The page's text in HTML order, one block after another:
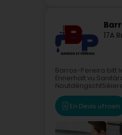
17A
Barros-Pereira bitt
Ënnerhalt vu
En Devis ufroen